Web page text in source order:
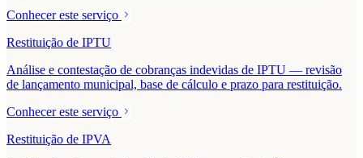
Conhecer este serviço
Restituição de IPTU
Análise e contestação de cobranças indevidas de IPTU — revisão
de lançamento municipal, base de cálculo e prazo para restituição.
Conhecer este serviço
Restituição de IPVA